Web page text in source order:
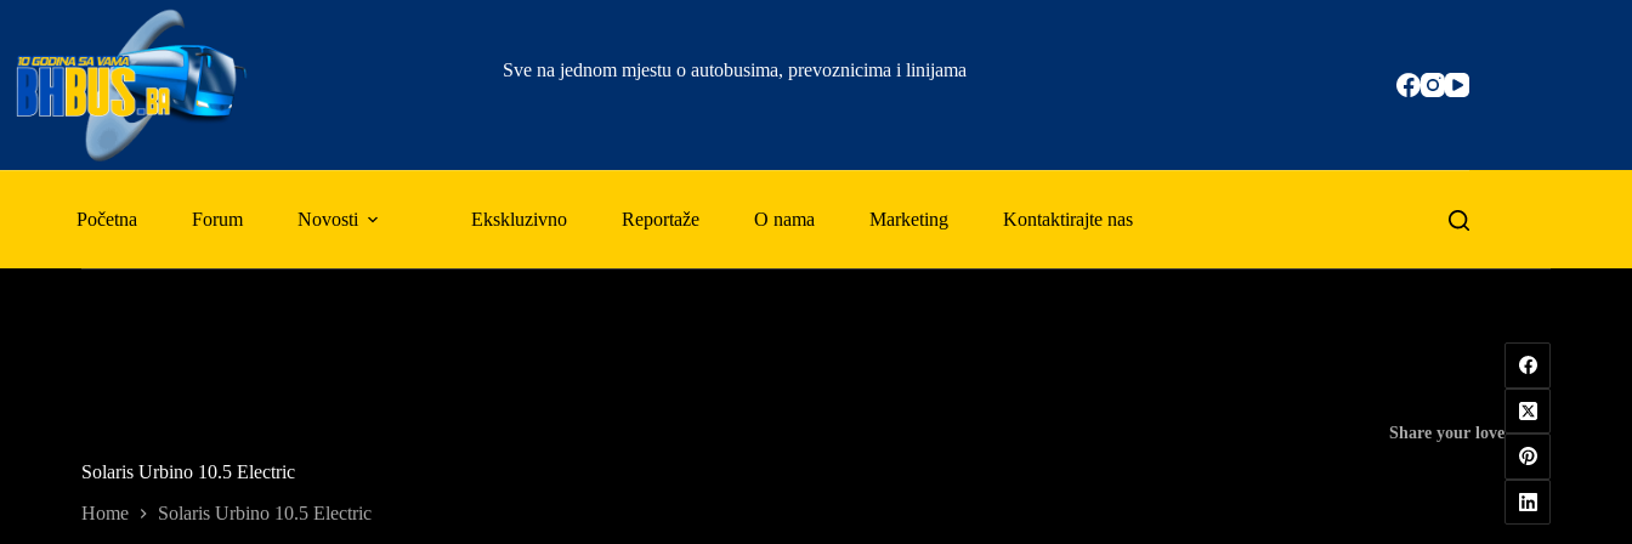
content
Sve na jednom mjestu o autobusima, prevoznicima i linijama
Početna Forum Novosti Ekskluzivno Reportaže O nama Marketing Kontaktirajte nas
Solaris Urbino 10.5 Electric
Home Solaris Urbino 10.5 Electric
Share your love